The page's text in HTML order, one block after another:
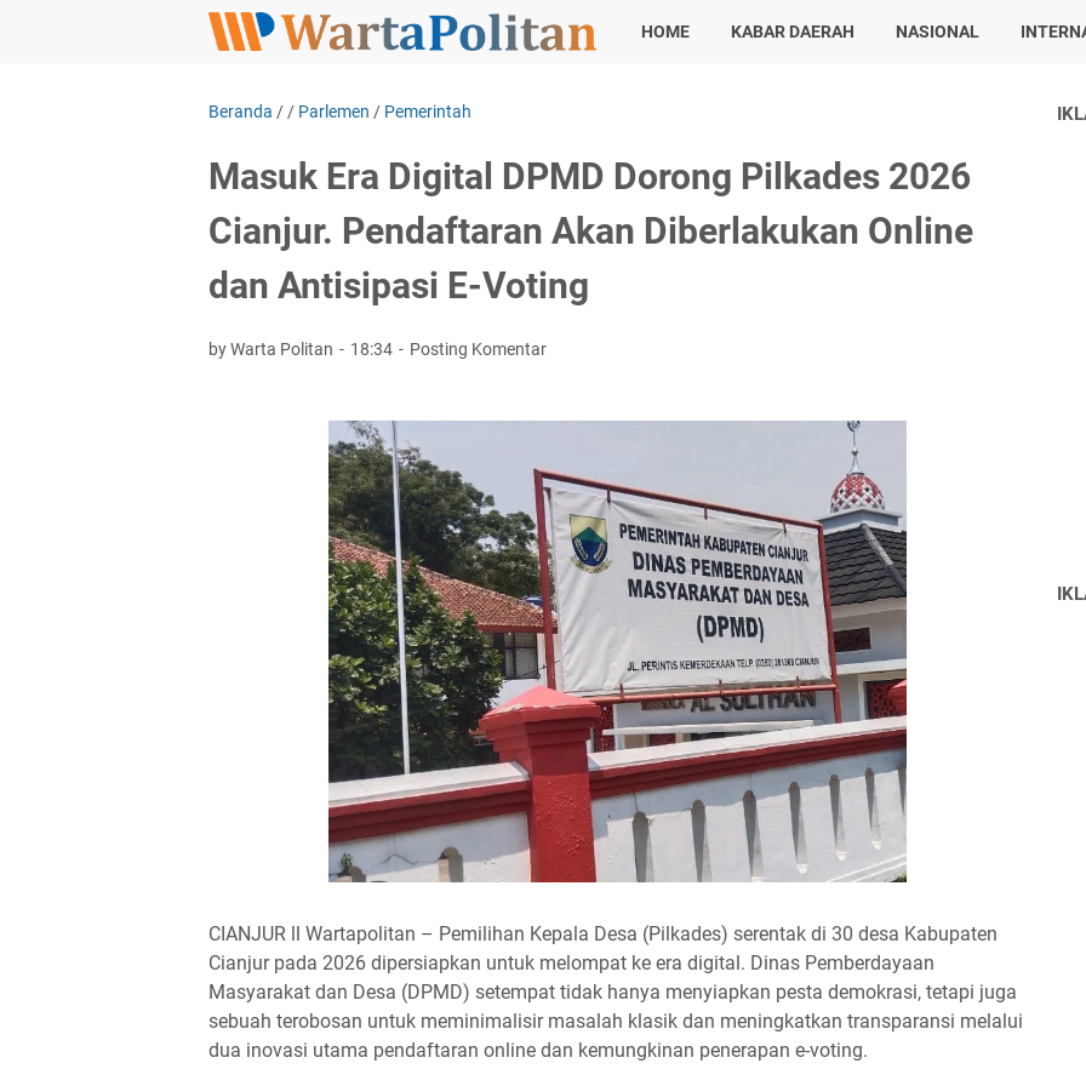
HOME KABAR DAERAH NASIONAL
Beranda / / Parlemen / Pemerintah
Masuk Era Digital DPMD Dorong Pilkades 2026
Cianjur. Pendaftaran Akan Diberlakukan Online
dan Antisipasi E-Voting
by Warta Politan 18:34 Posting Komentar
CIANJUR ll Wartapolitan – Pemilihan Kepala Desa (Pilkades) serentak di 30 desa Kabupaten
Cianjur pada 2026 dipersiapkan untuk melompat ke era digital. Dinas Pemberdayaan
Masyarakat dan Desa (DPMD) setempat tidak hanya menyiapkan pesta demokrasi, tetapi juga
sebuah terobosan untuk meminimalisir masalah klasik dan meningkatkan transparansi melalui
dua inovasi utama pendaftaran online dan kemungkinan penerapan e-voting.